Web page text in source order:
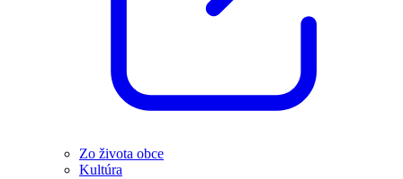
Zo života obce
Kultúra